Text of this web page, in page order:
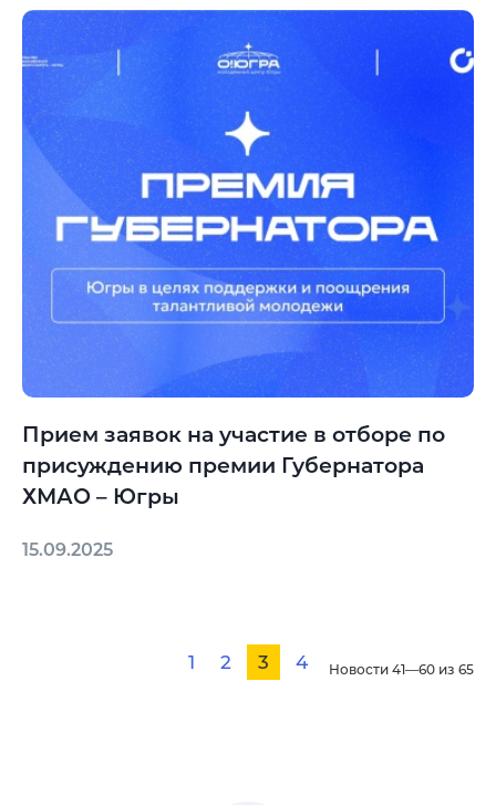
Прием заявок на участие в отборе по
присуждению премии Губернатора
ХМАО – Югры
15.09.2025
1 2 3 4 Новости 41—60 из 65